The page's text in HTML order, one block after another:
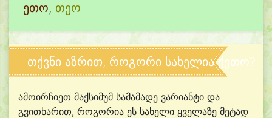
ეთო, თეო
თქვნი აზრით, როგორი სახელია ქეთო?
ამოირჩიეთ მაქსიმუმ სამამადე ვარიანტი და
გვითხარით, როგორია ეს სახელი ყველაზე მეტად